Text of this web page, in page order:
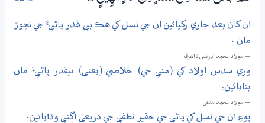
ان کان بعد جاري رکيائين ان جي نسل کي هڪ بي قدر پاڻيءَ جي نچوڙ
مان .
— مولانا محمد ادريس ڏاھري
وري سدس اولاد کي (مني جي) خلاصي (يعني) بيقدر پاڻيءَ مان
بنايائين،
— مولانا محمد مدني
پوءِ ان جي نسل کي پاڻي جي حقير نطفي جي ذريعي اڳتي وڌايائين.